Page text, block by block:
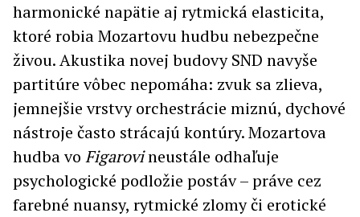
harmonické napätie aj rytmická elasticita,
ktoré robia Mozartovu hudbu nebezpečne
živou. Akustika novej budovy SND navyše
partitúre vôbec nepomáha: zvuk sa zlieva,
jemnejšie vrstvy orchestrácie miznú, dychové
nástroje často strácajú kontúry. Mozartova
hudba vo Figarovineustále odhaľuje
psychologické podložie postáv – práve cez
farebné nuansy, rytmické zlomy či erotické